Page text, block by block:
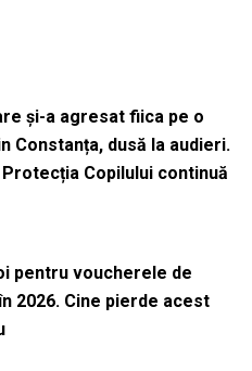
și-a agresat fiica pe o
Constanța, dusă la audieri.
Copilului continuă
pentru voucherele de
2026. Cine pierde acest